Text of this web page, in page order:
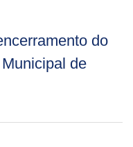
do
de